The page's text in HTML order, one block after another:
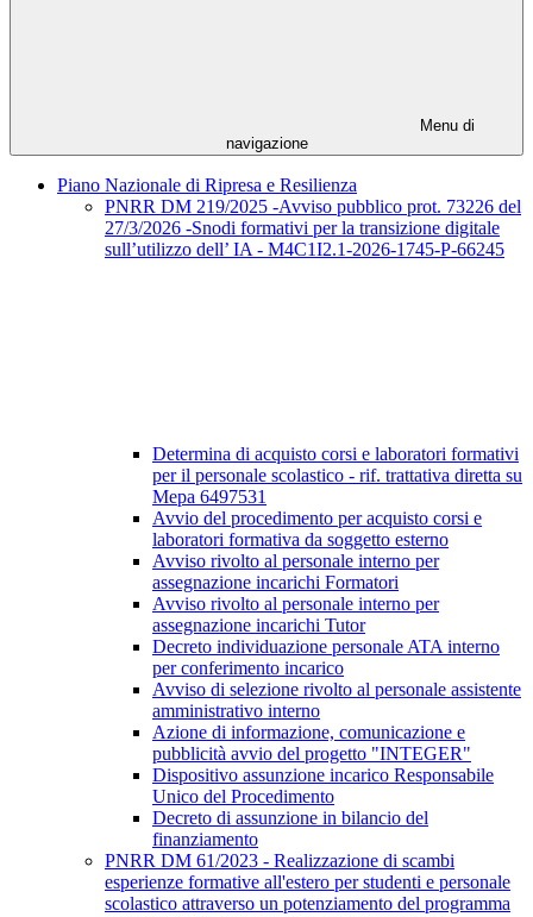
Menu di
navigazione
Piano Nazionale di Ripresa e Resilienza
PNRR DM 219/2025 -Avviso pubblico prot. 73226 del
27/3/2026 -Snodi formativi per la transizione digitale
sull’utilizzo dell’ IA - M4C1I2.1-2026-1745-P-66245
Determina di acquisto corsi e laboratori formativi
per il personale scolastico - rif. trattativa diretta su
Mepa 6497531
Avvio del procedimento per acquisto corsi e
laboratori formativa da soggetto esterno
Avviso rivolto al personale interno per
assegnazione incarichi Formatori
Avviso rivolto al personale interno per
assegnazione incarichi Tutor
Decreto individuazione personale ATA interno
per conferimento incarico
Avviso di selezione rivolto al personale assistente
amministrativo interno
Azione di informazione, comunicazione e
pubblicità avvio del progetto "INTEGER"
Dispositivo assunzione incarico Responsabile
Unico del Procedimento
Decreto di assunzione in bilancio del
finanziamento
PNRR DM 61/2023 - Realizzazione di scambi
esperienze formative all'estero per studenti e personale
scolastico attraverso un potenziamento del programma